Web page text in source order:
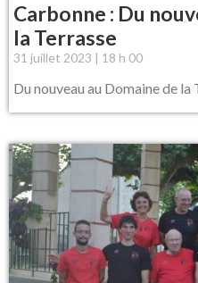
Carbonne : Du
la Terrasse
31 juillet 2023 18 h 00
Du nouveau au Domaine de la